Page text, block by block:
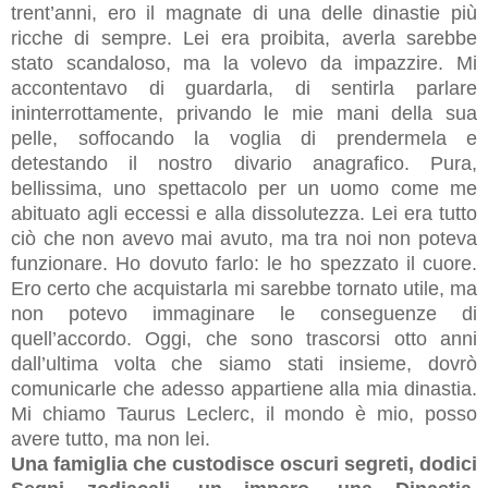
trent’anni, ero il magnate di una delle dinastie più
ricche di sempre. Lei era proibita, averla sarebbe
stato scandaloso, ma la volevo da impazzire. Mi
accontentavo di guardarla, di sentirla parlare
ininterrottamente, privando le mie mani della sua
pelle, soffocando la voglia di prendermela e
detestando il nostro divario anagrafico. Pura,
bellissima, uno spettacolo per un uomo come me
abituato agli eccessi e alla dissolutezza. Lei era tutto
ciò che non avevo mai avuto, ma tra noi non poteva
funzionare. Ho dovuto farlo: le ho spezzato il cuore.
Ero certo che acquistarla mi sarebbe tornato utile, ma
non potevo immaginare le conseguenze di
quell’accordo. Oggi, che sono trascorsi otto anni
dall’ultima volta che siamo stati insieme, dovrò
comunicarle che adesso appartiene alla mia dinastia.
Mi chiamo Taurus Leclerc, il mondo è mio, posso
avere tutto, ma non lei.
Una famiglia che custodisce oscuri segreti, dodici